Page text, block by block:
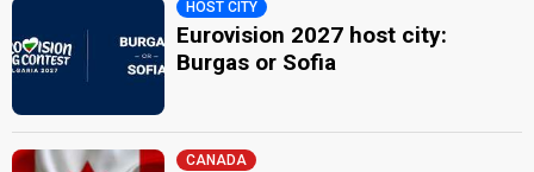
HOST CITY
Eurovision 2027 host city:
Burgas or Sofia
CANADA